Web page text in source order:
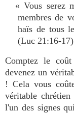
« Vous serez
membres de
haïs de tous
(Luc 21:16-
Comptez le
devenez un
! Cela vous
véritable
l'un des signes